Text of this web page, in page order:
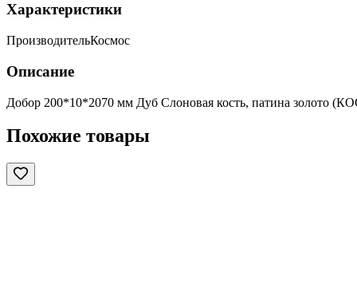
Характеристики
ПроизводительКосмос
Описание
Добор 200*10*2070 мм Дуб Слоновая кость, патина золото
Похожие товары